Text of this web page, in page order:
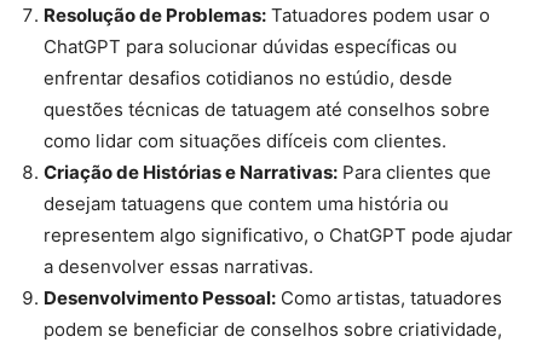
Resolução de Problemas: Tatuadores podem usar o
ChatGPT para solucionar dúvidas específicas ou
enfrentar desafios cotidianos no estúdio, desde
questões técnicas de tatuagem até conselhos sobre
como lidar com situações difíceis com clientes.
Criação de Histórias e Narrativas: Para clientes que
desejam tatuagens que contem uma história ou
representem algo significativo, o ChatGPT pode ajudar
a desenvolver essas narrativas.
Desenvolvimento Pessoal: Como artistas, tatuadores
podem se beneficiar de conselhos sobre criatividade,